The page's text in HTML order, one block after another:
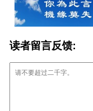
读者留言反馈: